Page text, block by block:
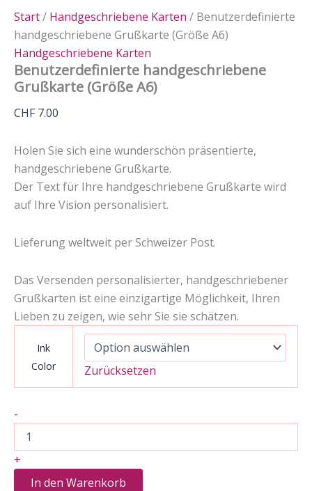
Start/ Handgeschriebene Karten / Benutzerdefinierte
handgeschriebene Grußkarte (Größe A6)
Handgeschriebene Karten
Benutzerdefinierte handgeschriebene
Grußkarte (Größe A6)
CHF 7.00
Holen Sie sich eine wunderschön präsentierte,
handgeschriebene Grußkarte.
Der Text für Ihre handgeschriebene Grußkarte wird
auf Ihre Vision personalisiert.
Lieferung weltweit per Schweizer Post.
Das Versenden personalisierter, handgeschriebener
Grußkarten ist eine einzigartige Möglichkeit, Ihren
Lieben zu zeigen, wie sehr Sie sie schätzen.
Ink
Color
Zurücksetzen
-
handgeschriebene
Grußkarte
(Größe
A6)
Menge
+
In den Warenkorb